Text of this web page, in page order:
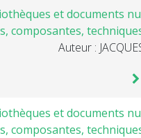
et documents
composantes,
Auteur :
et documents
composantes,